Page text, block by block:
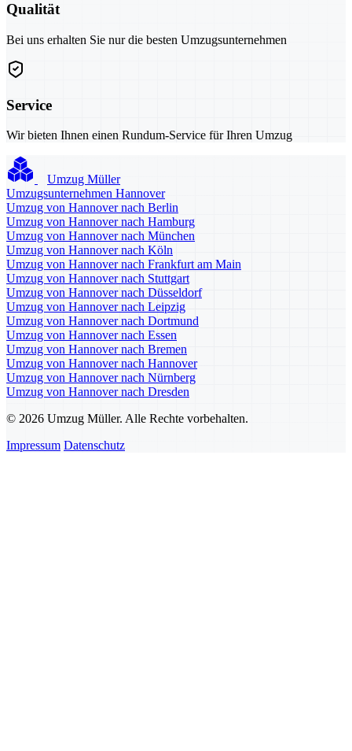
Qualität
Bei uns erhalten Sie nur die besten Umzugsunternehmen
Service
Wir bieten Ihnen einen Rundum-Service für Ihren Umzug
Umzug Müller
Umzugsunternehmen Hannover
Umzug von Hannover nach Berlin
Umzug von Hannover nach Hamburg
Umzug von Hannover nach München
Umzug von Hannover nach Köln
Umzug von Hannover nach Frankfurt am Main
Umzug von Hannover nach Stuttgart
Umzug von Hannover nach Düsseldorf
Umzug von Hannover nach Leipzig
Umzug von Hannover nach Dortmund
Umzug von Hannover nach Essen
Umzug von Hannover nach Bremen
Umzug von Hannover nach Hannover
Umzug von Hannover nach Nürnberg
Umzug von Hannover nach Dresden
© 2026 Umzug Müller. Alle Rechte vorbehalten.
Impressum Datenschutz